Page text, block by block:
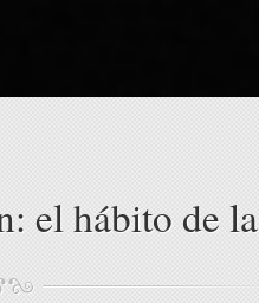
el hábito de la